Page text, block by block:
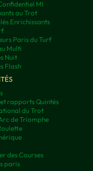
MI
au Trot
Enrichissants
Paris du Turf
Multi
Nuit
Flash
rapports Quintés
du Trot
de Triomphe
des Courses
paris